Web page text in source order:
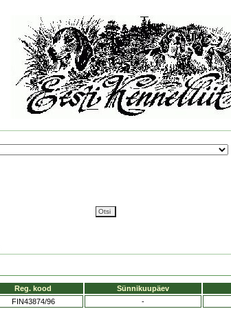
Reg. kood Sünnikuupäev
FIN43874/96 -